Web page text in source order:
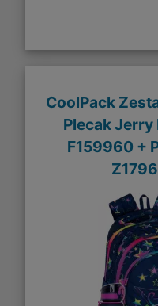
CoolPack
Plecak
F159960 +